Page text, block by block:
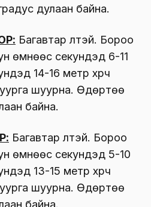
дулаан байна.
Багавтар үүлтэй. Бороо
өмнөөс секундэд 6-11
14-16 метр хүрч
шуурна. Өдөртөө
байна.
Багавтар үүлтэй. Бороо
өмнөөс секундэд 5-10
13-15 метр хүрч
шуурна. Өдөртөө
байна.